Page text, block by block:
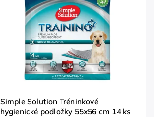
Simple Solution Tréninkové
hygienické podložky 55x56 cm 14 ks